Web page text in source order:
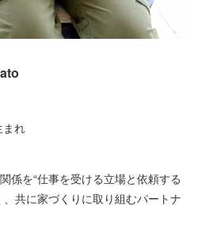
れ
係を“仕事を受ける立場と依頼する
共に家づくりに取り組むパートナ